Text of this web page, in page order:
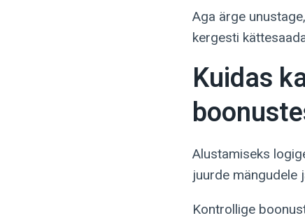
Aga ärge
kergesti
Kuidas
Alustamiseks
juurde mängudele
Kontrollige